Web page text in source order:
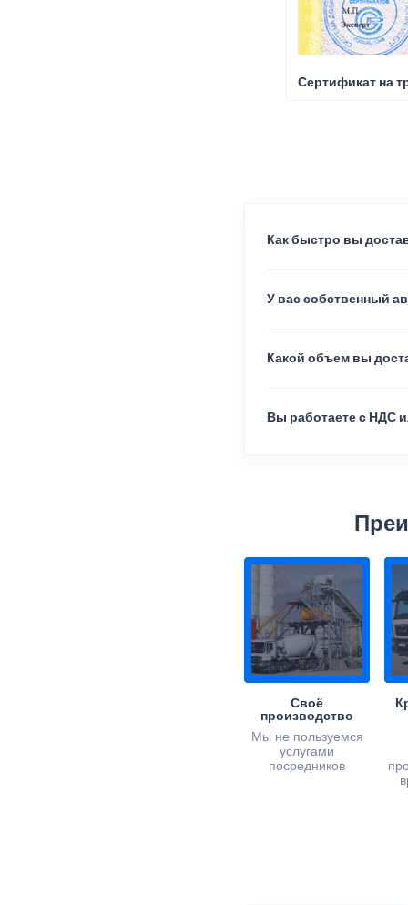
Сертификат на
Как быстро вы
У вас собственный
Какой объем вы
Вы работаете с НДС
Своё
производство
Мы не пользуемся
услугами
посредников